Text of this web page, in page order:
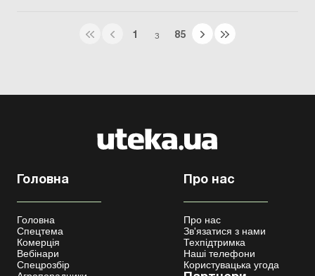
1 З 85
Головна
Головна
Спецтема
Комерція
Вебінари
Спецрозбір
Про нас
Про нас
Зв'язатися з нами
Техпідтримка
Наші телефони
Користувацька угода